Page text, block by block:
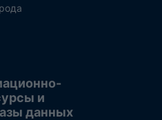
и
данных